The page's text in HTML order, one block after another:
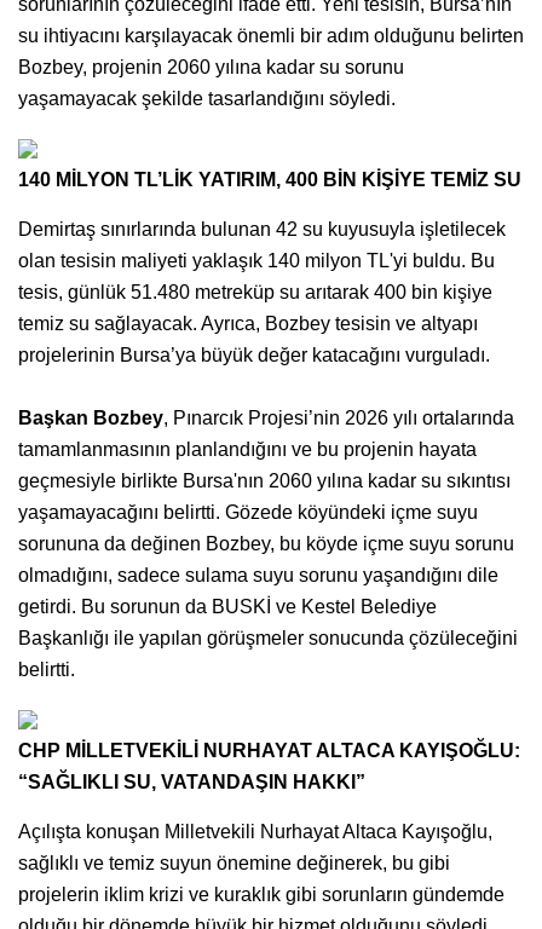
su ihtiyacını karşılayacak önemli bir adım olduğunu belirten
Bozbey, projenin 2060 yılına kadar su sorunu
yaşamayacak şekilde tasarlandığını söyledi.
140 MİLYON TL’LİK YATIRIM, 400 BİN KİŞİYE TEMİZ SU
Demirtaş sınırlarında bulunan 42 su kuyusuyla işletilecek
olan tesisin maliyeti yaklaşık 140 milyon TL'yi buldu. Bu
tesis, günlük 51.480 metreküp su arıtarak 400 bin kişiye
temiz su sağlayacak. Ayrıca, Bozbey tesisin ve altyapı
projelerinin Bursa’ya büyük değer katacağını vurguladı.
Başkan Bozbey, Pınarcık Projesi’nin 2026 yılı ortalarında
tamamlanmasının planlandığını ve bu projenin hayata
geçmesiyle birlikte Bursa'nın 2060 yılına kadar su sıkıntısı
yaşamayacağını belirtti. Gözede köyündeki içme suyu
sorununa da değinen Bozbey, bu köyde içme suyu sorunu
olmadığını, sadece sulama suyu sorunu yaşandığını dile
getirdi. Bu sorunun da BUSKİ ve Kestel Belediye
Başkanlığı ile yapılan görüşmeler sonucunda çözüleceğini
belirtti.
CHP MİLLETVEKİLİ NURHAYAT ALTACA KAYIŞOĞLU:
“SAĞLIKLI SU, VATANDAŞIN HAKKI”
Açılışta konuşan Milletvekili Nurhayat Altaca Kayışoğlu,
sağlıklı ve temiz suyun önemine değinerek, bu gibi
projelerin iklim krizi ve kuraklık gibi sorunların gündemde